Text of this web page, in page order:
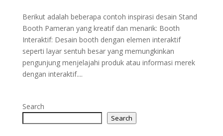
Berikut adalah beberapa contoh inspirasi desain Stand
Booth Pameran yang kreatif dan menarik: Booth
Interaktif: Desain booth dengan elemen interaktif
seperti layar sentuh besar yang memungkinkan
pengunjung menjelajahi produk atau informasi merek
dengan interaktif....
Search
Search